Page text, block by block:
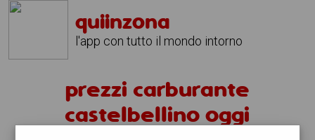
quiinzona
l'app con tutto il mondo intorno
prezzi carburante
castelbellino oggi